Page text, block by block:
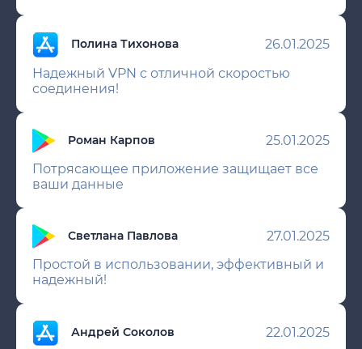
Полина Тихонова
26.01.2025
Надежный VPN с отличной скоростью
соединения!
Роман Карпов
25.01.2025
Потрясающее приложение защищает все
ваши данные
Светлана Павлова
27.01.2025
Простой в использовании, эффективный и
надежный!
Андрей Соколов 22.01.2025